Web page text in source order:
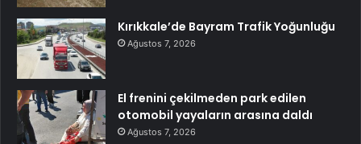
Kırıkkale’de Bayram Trafik Yoğunluğu
Ağustos 7, 2026
El frenini çekilmeden park edilen
otomobil yayaların arasına daldı
Ağustos 7, 2026